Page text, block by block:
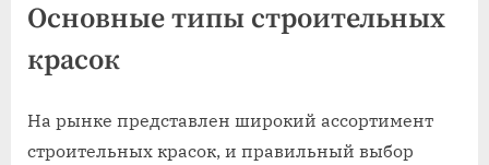
Основные типы строительных
красок
На рынке представлен широкий ассортимент
строительных красок, и правильный выбор